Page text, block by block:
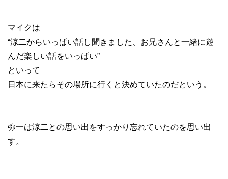
マイクは
“涼二からいっぱい話し聞きました、お兄さんと一緒に遊
んだ楽しい話をいっぱい”
といって
日本に来たらその場所に行くと決めていたのだという。
弥一は涼二との思い出をすっかり忘れていたのを思い出
す。